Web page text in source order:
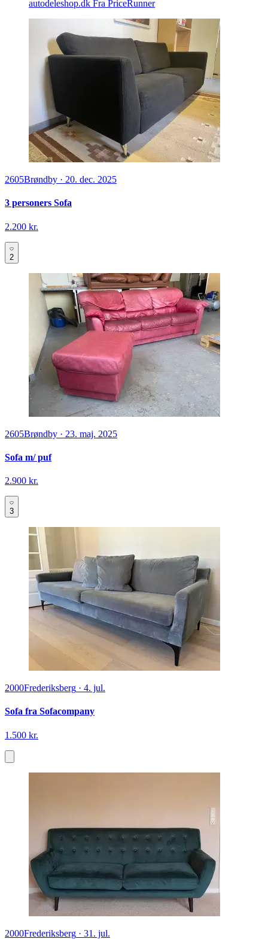
autodeleshop.dk Fra PriceRunner
2605Brøndby · 20. dec. 2025
3 personers Sofa
2.200 kr.
2
2605Brøndby · 23. maj. 2025
Sofa m/ puf
2.900 kr.
3
2000Frederiksberg · 4. jul.
Sofa fra Sofacompany
1.500 kr.
2000Frederiksberg · 31. jul.